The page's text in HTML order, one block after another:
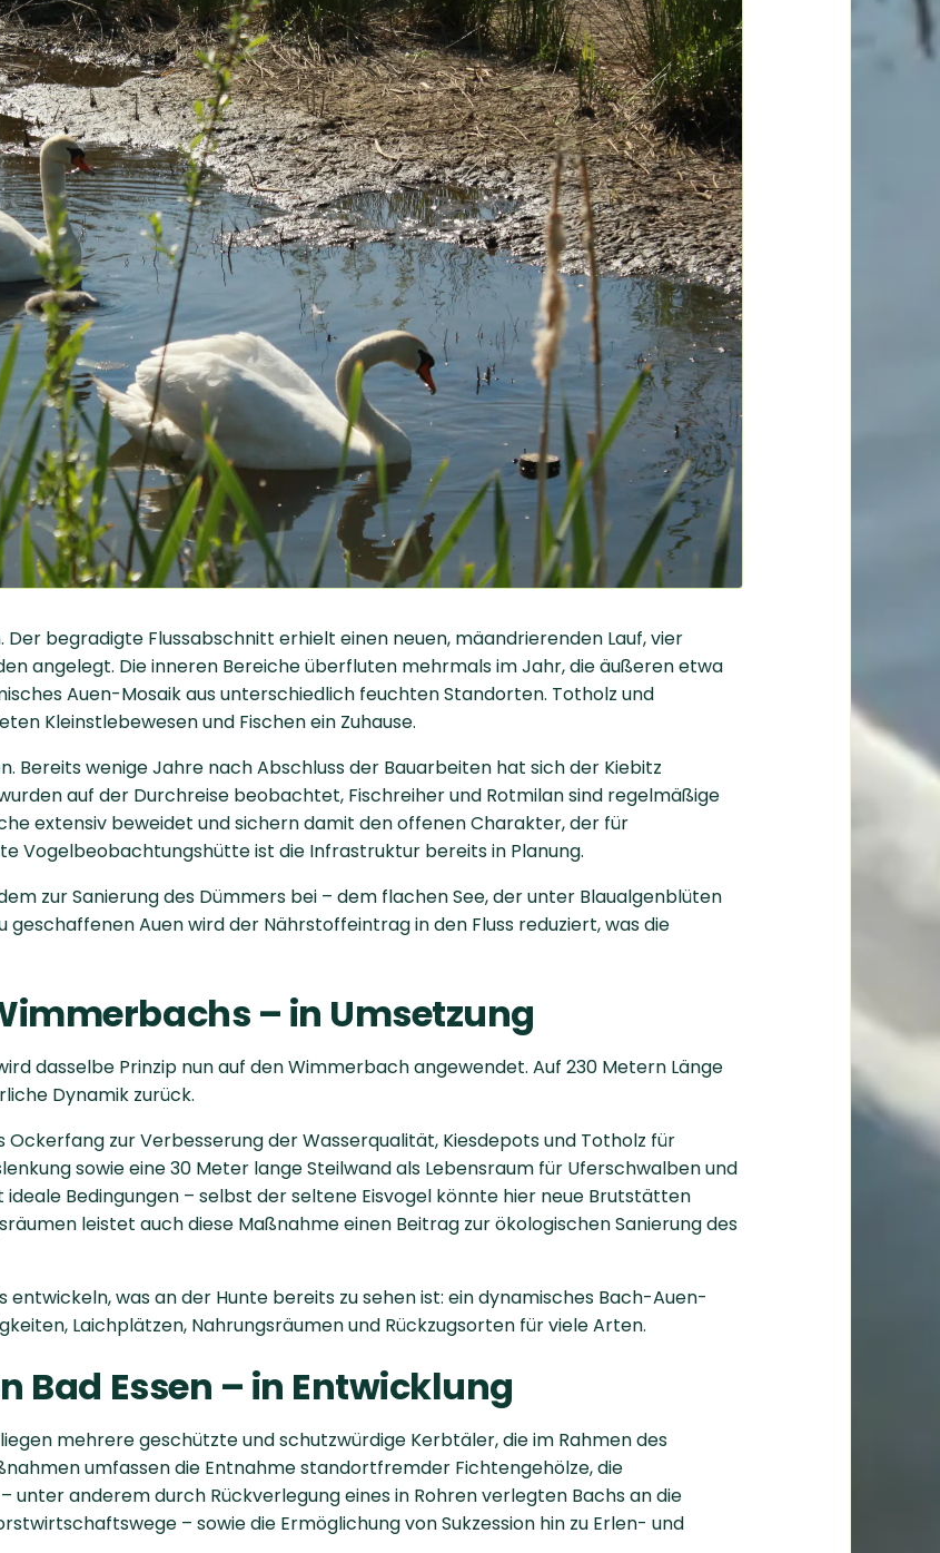
begradigte Flussabschnitt erhielt einen neuen, mäandrierenden Lauf, vier
angelegt. Die inneren Bereiche überfluten mehrmals im Jahr, die äußeren etwa
Auen-Mosaik aus unterschiedlich feuchten Standorten. Totholz und
Kleinstlebewesen und Fischen ein Zuhause.
Bereits wenige Jahre nach Abschluss der Bauarbeiten hat sich der Kiebitz
auf der Durchreise beobachtet, Fischreiher und Rotmilan sind regelmäßige
extensiv beweidet und sichern damit den offenen Charakter, der für
Vogelbeobachtungshütte ist die Infrastruktur bereits in Planung.
zur Sanierung des Dümmers bei – dem flachen See, der unter Blaualgenblüten
Auen wird der Nährstoffeintrag in den Fluss reduziert, was die
– in Umsetzung
dasselbe Prinzip nun auf den Wimmerbach angewendet. Auf 230 Metern Länge
Dynamik zurück.
Ockerfang zur Verbesserung der Wasserqualität, Kiesdepots und Totholz für
sowie eine 30 Meter lange Steilwand als Lebensraum für Uferschwalben und
Bedingungen – selbst der seltene Eisvogel könnte hier neue Brutstätten
leistet auch diese Maßnahme einen Beitrag zur ökologischen Sanierung des
was an der Hunte bereits zu sehen ist: ein dynamisches Bach-Auen-
Laichplätzen, Nahrungsräumen und Rückzugsorten für viele Arten.
Bad Essen – in Entwicklung
mehrere geschützte und schutzwürdige Kerbtäler, die im Rahmen des
umfassen die Entnahme standortfremder Fichtengehölze, die
anderem durch Rückverlegung eines in Rohren verlegten Bachs an die
– sowie die Ermöglichung von Sukzession hin zu Erlen- und